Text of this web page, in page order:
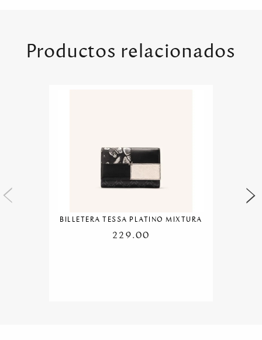
Productos relacionados
BILLETERA TESSA PLATINO MIXTURA
229.00